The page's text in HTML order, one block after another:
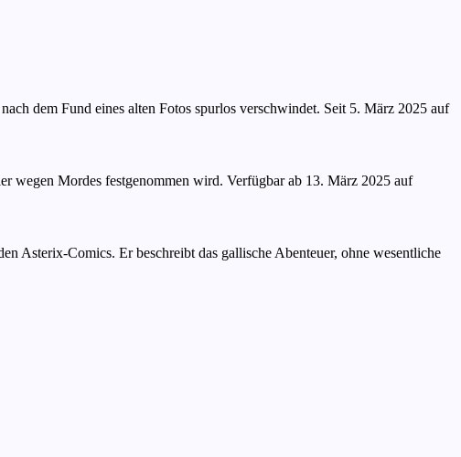
dem Fund eines alten Fotos spurlos verschwindet. Seit 5. März 2025 auf
wegen Mordes festgenommen wird. Verfügbar ab 13. März 2025 auf
Asterix-Comics. Er beschreibt das gallische Abenteuer, ohne wesentliche